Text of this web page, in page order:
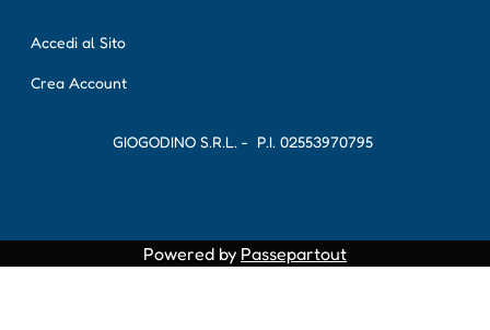
Accedi al Sito
Crea Account
GIOGODINO S.R.L. - P.I. 02553970795
Powered by Passepartout